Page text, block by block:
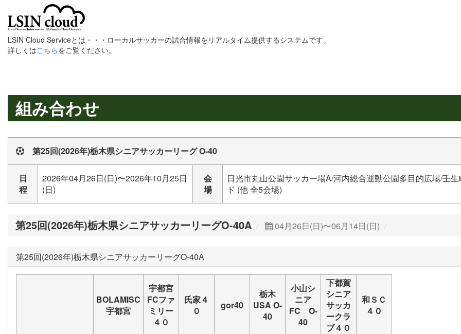
LSIN Cloud Serviceとは・・・ローカルサッカーの試合情報をリアルタイム提供するシステムです。
詳しくはこちらをご覧ください。
組み合わせ
第25回(2026年)栃木県シニアサッカーリーグ O-40
日
程
2026年04月26日(日)〜2026年10月25日
(日)
会
場
日光市丸山公園サッカー場A/河内総合運動公園多目的広場/壬
ド (他 全5会場)
第25回(2026年)栃木県シニアサッカーリーグO-40A 04月26日(日)〜06月14日(日)
第25回(2026年)栃木県シニアサッカーリーグO-40A
BOLAMISC
宇都宮
宇都宮
FCファ
ミリー
４０
氏家４
０
gor40
栃木
USA O-
40
小山シ
ニア
FC O-
40
下都賀
シニア
サッカ
ークラ
ブ４０
和ＳＣ
４０